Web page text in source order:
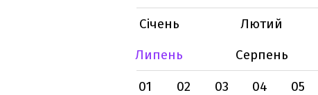
Січень
Лютий
Липень
Серпень
01
02 03 04 05